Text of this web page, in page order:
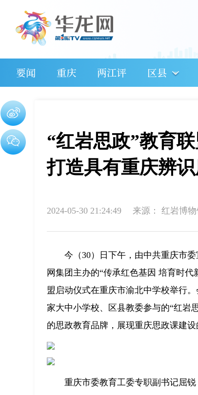
要闻 重庆 两江评 区县
“红岩思政”教育
打造具有重庆辨
2024-05-30 21:24:49 来源： 红岩博物
今（30）日下午，由中共重庆市
网集团主办的“传承红色基因 培育时
盟启动仪式在重庆市渝北中学校举行
家大中小学校、区县教委参与的“红岩
的思政教育品牌，展现重庆思政课建
重庆市委教育工委专职副书记屈